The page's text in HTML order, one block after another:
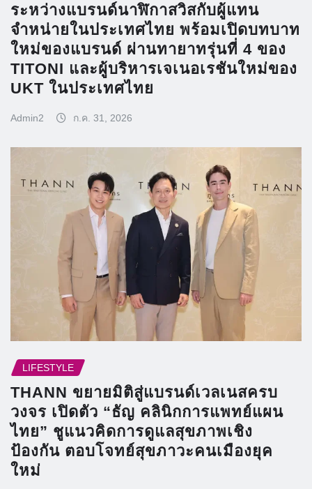
ระหว่างแบรนด์นาฬิกาสวิสกับผู้แทน
จำหน่ายในประเทศไทย พร้อมเปิดบทบาท
ใหม่ของแบรนด์ ผ่านทายาทรุ่นที่ 4 ของ
TITONI และผู้บริหารเจเนอเรชันใหม่ของ
UKT ในประเทศไทย
Admin2 ก.ค. 31, 2026
LIFESTYLE
THANN ขยายมิติสู่แบรนด์เวลเนสครบ
วงจร เปิดตัว “ธัญ คลินิกการแพทย์แผน
ไทย” ชูแนวคิดการดูแลสุขภาพเชิง
ป้องกัน ตอบโจทย์สุขภาวะคนเมืองยุค
ใหม่